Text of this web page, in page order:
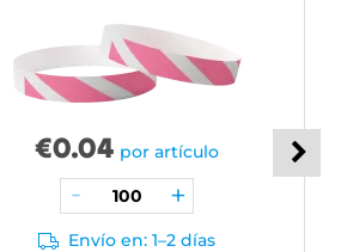
€0.04 por artículo
Envío en: 1–2 días